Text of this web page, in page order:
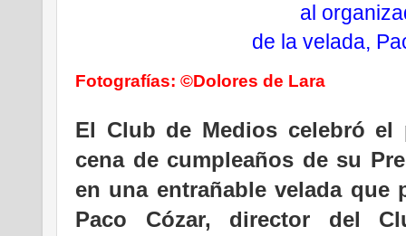
al
de la velada,
Fotografías: ©Dolores de Lara
El Club de Medios celebró el
cena de cumpleaños de su
en una entrañable velada que
Paco Cózar, director del